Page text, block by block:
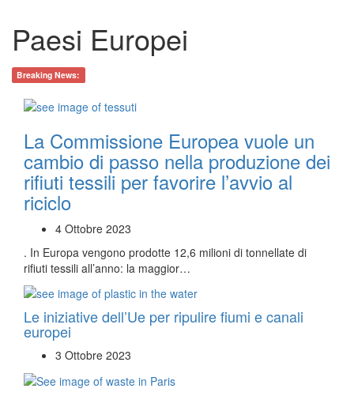
Paesi Europei
Breaking News:
La Commissione Europea vuole un
cambio di passo nella produzione dei
rifiuti tessili per favorire l’avvio al
riciclo
4 Ottobre 2023
. In Europa vengono prodotte 12,6 milioni di tonnellate di
rifiuti tessili all’anno: la maggior…
Le iniziative dell’Ue per ripulire fiumi e canali
europei
3 Ottobre 2023